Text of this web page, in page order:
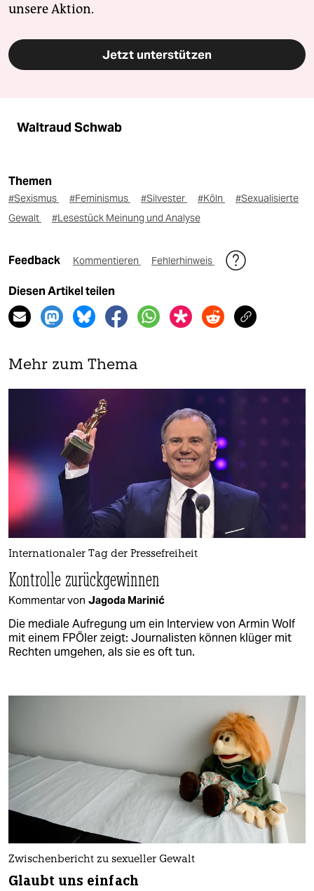
unsere Aktion.
Jetzt unterstützen
Waltraud Schwab
Themen
#Sexismus #Feminismus #Silvester #Köln
#Sexualisierte
Gewalt
#Lesestück Meinung und Analyse
Feedback Kommentieren Fehlerhinweis
Diesen Artikel teilen
Mehr zum Thema
Internationaler Tag der Pressefreiheit
Kontrolle zurückgewinnen
Kommentar von Jagoda Marinić
Die mediale Aufregung um ein Interview von Armin Wolf
mit einem FPÖler zeigt: Journalisten können klüger mit
Rechten umgehen, als sie es oft tun.
Zwischenbericht zu sexueller Gewalt
Glaubt uns einfach